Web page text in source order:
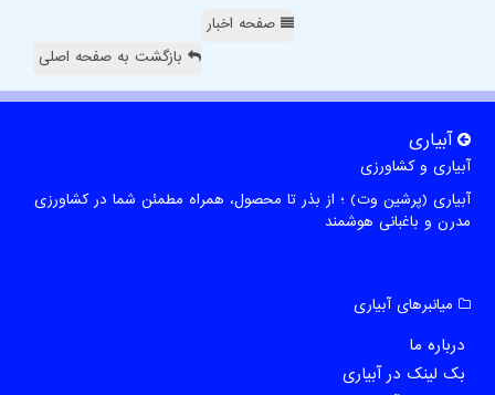
صفحه اخبار
بازگشت به صفحه اصلی
آبیاری
آبیاری و کشاورزی
آبیاری (پرشین وت) ؛ از بذر تا محصول، همراه مطمئن شما در کشاورزی
مدرن و باغبانی هوشمند
میانبرهای آبیاری
درباره ما
بک لینک در آبیاری